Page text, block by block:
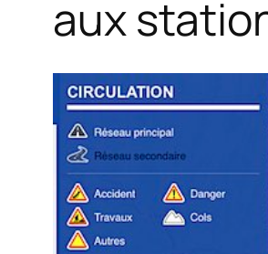
aux